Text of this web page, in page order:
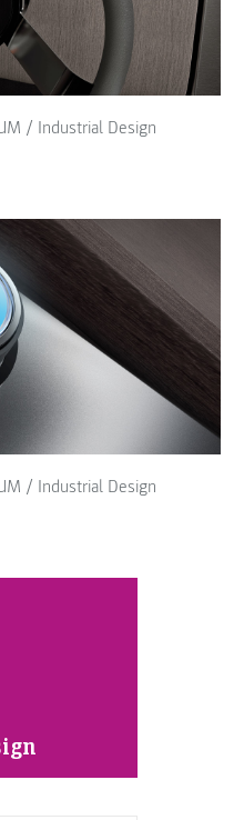
/ Industrial Design
/ Industrial Design